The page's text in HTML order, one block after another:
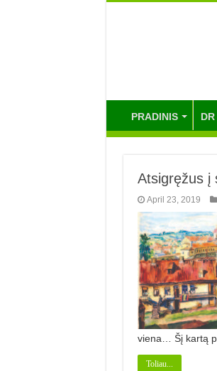
PRADINIS
Atsigręžus į
April 23, 2019
viena… Šį kartą
Toliau...